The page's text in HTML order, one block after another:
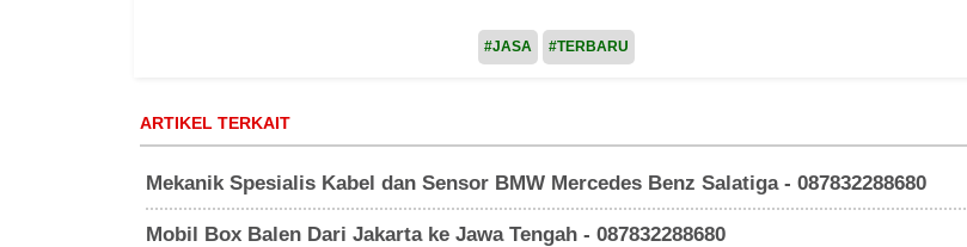
#JASA #TERBARU
ARTIKEL TERKAIT
Mekanik Spesialis Kabel dan Sensor BMW Mercedes Benz Salatiga - 087832288680
Mobil Box Balen Dari Jakarta ke Jawa Tengah - 087832288680